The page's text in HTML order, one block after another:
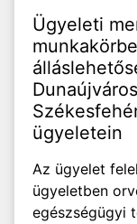
Ügyeleti
ügyeletein
Az ügyelet
ügyeletben
egészségügyi